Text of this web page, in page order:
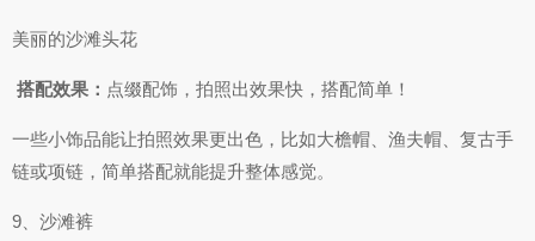
美丽的沙滩头花
搭配效果： 点缀配饰，拍照出效果快，搭配简单！
一些小饰品能让拍照效果更出色，比如大檐帽、渔夫帽、复古手
链或项链，简单搭配就能提升整体感觉。
9、沙滩裤